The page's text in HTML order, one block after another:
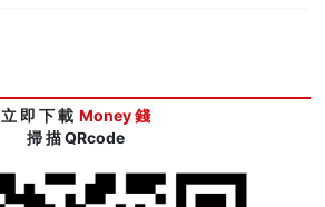
立 即 下 載 Money 錢
掃 描 QRcode